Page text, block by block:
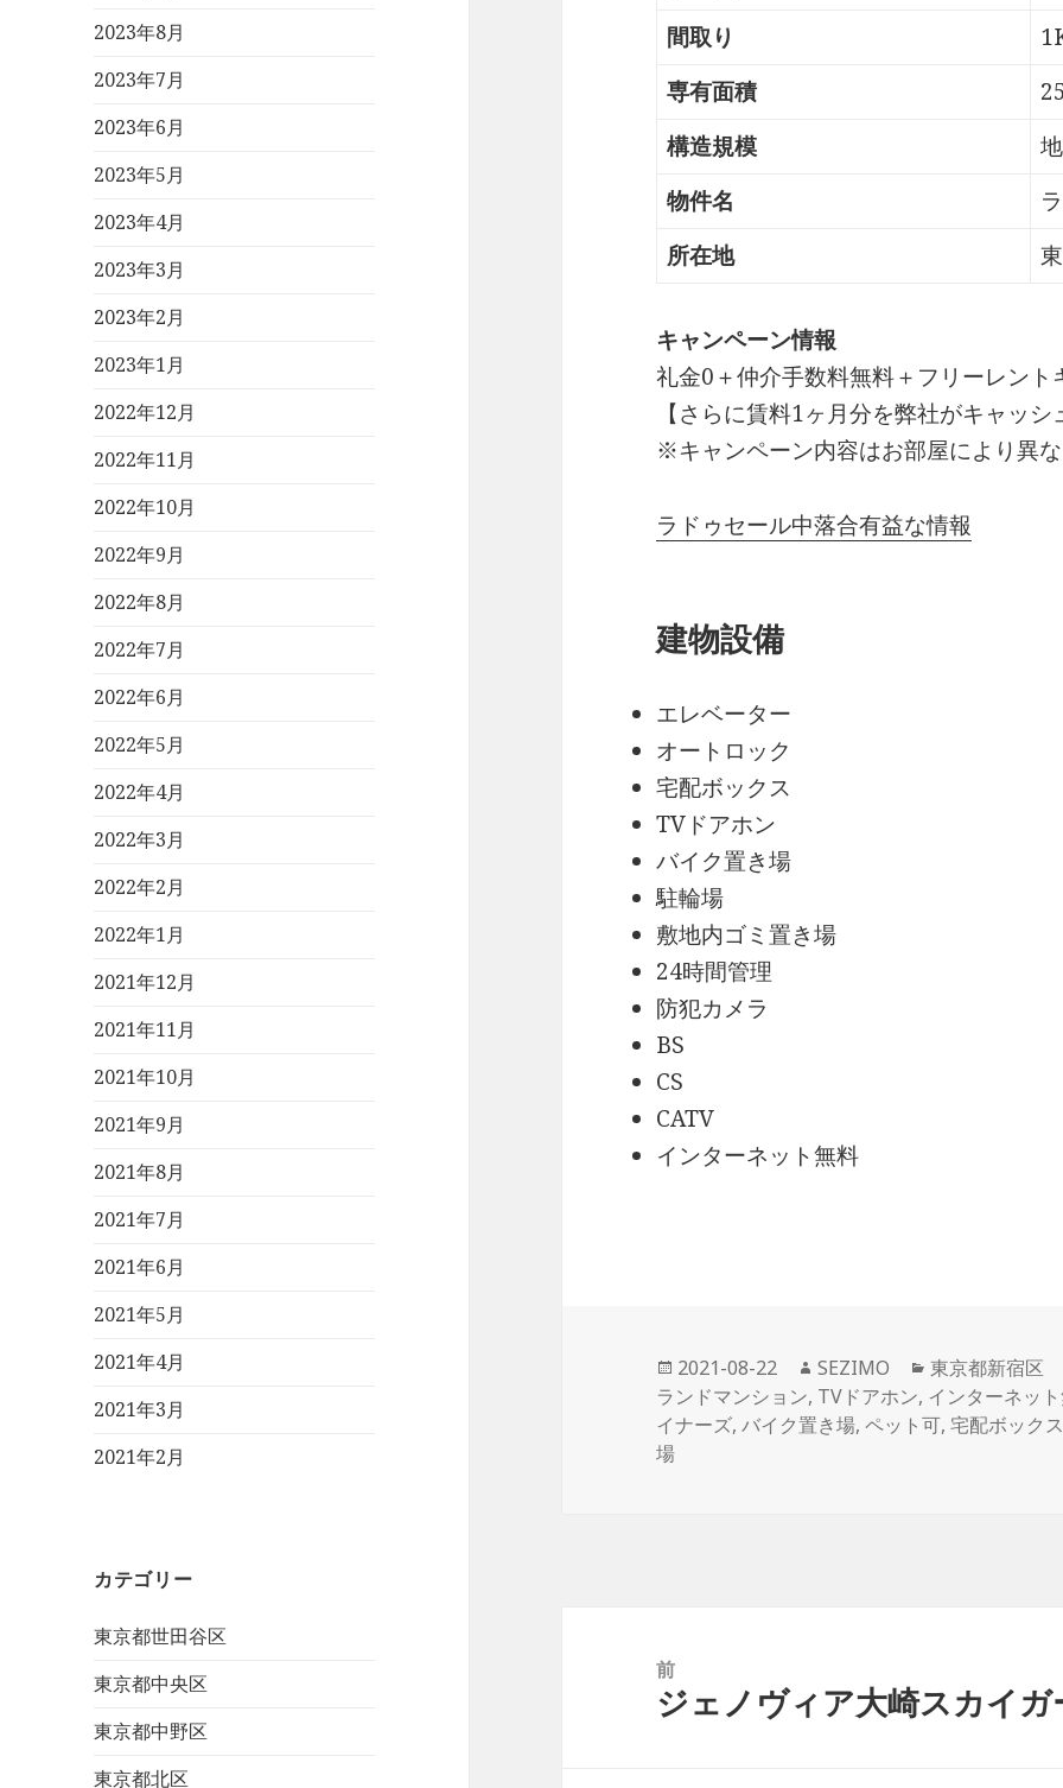
2023年8月
2023年7月
2023年6月
2023年5月
2023年4月
2023年3月
2023年2月
2023年1月
2022年12月
2022年11月
2022年10月
2022年9月
2022年8月
2022年7月
2022年6月
2022年5月
2022年4月
2022年3月
2022年2月
2022年1月
2021年12月
2021年11月
2021年10月
2021年9月
2021年8月
2021年7月
2021年6月
2021年5月
2021年4月
2021年3月
2021年2月
カテゴリー
東京都世田谷区
東京都中央区
東京都中野区
東京都北区
間取り
専有面積
構造規模
物件名
所在地
キャンペーン情報
礼金0＋仲介手数料無料＋ フリーレント
【さらに賃料1ヶ月分を弊社がキャッ
※キャンペーン内容はお部屋により異
ラドゥセール中落合有益な情報
建物設備
エレベーター
オートロック
宅配ボックス
TVドアホン
バイク置き場
駐輪場
敷地内ゴミ置き場
24時間管理
防犯カメラ
BS
CS
CATV
インターネット無料
投
稿
日:
2021-08-22
作
成
者
SEZIMO
カ
テ
ゴ
東京都新宿区
ランドマンション, TVドアホン, インターネッ
イナーズ,バイク置き場,ペット可,宅配ボック
場
前
前
ジェノヴィア大崎スカイ